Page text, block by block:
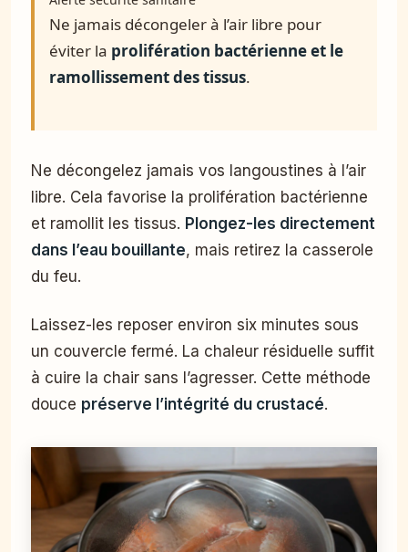
Ne jamais décongeler à l’air libre pour
éviter la prolifération bactérienne et le
ramollissement des tissus.
Ne décongelez jamais vos langoustines à l’air
libre. Cela favorise la prolifération bactérienne
et ramollit les tissus. Plongez-les directement
dans l’eau bouillante, mais retirez la casserole
du feu.
Laissez-les reposer environ six minutes sous
un couvercle fermé. La chaleur résiduelle suffit
à cuire la chair sans l’agresser. Cette méthode
douce préserve l’intégrité du crustacé.